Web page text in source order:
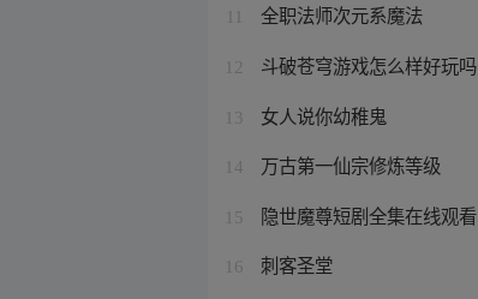
全职法师次元系魔法
12 斗破苍穹游戏怎么样好玩吗
13 女人说你幼稚鬼
14 万古第一仙宗修炼等级
15 隐世魔尊短剧全集在线观看
16 刺客圣堂